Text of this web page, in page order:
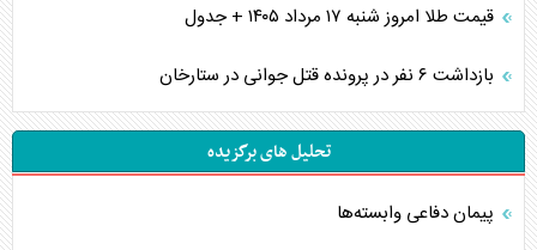
قیمت طلا امروز شنبه ۱۷ مرداد ۱۴۰۵ + جدول
بازداشت ۶ نفر در پرونده قتل جوانی در ستارخان
تحلیل های برگزیده
پیمان دفاعی‌ وابسته‌ها